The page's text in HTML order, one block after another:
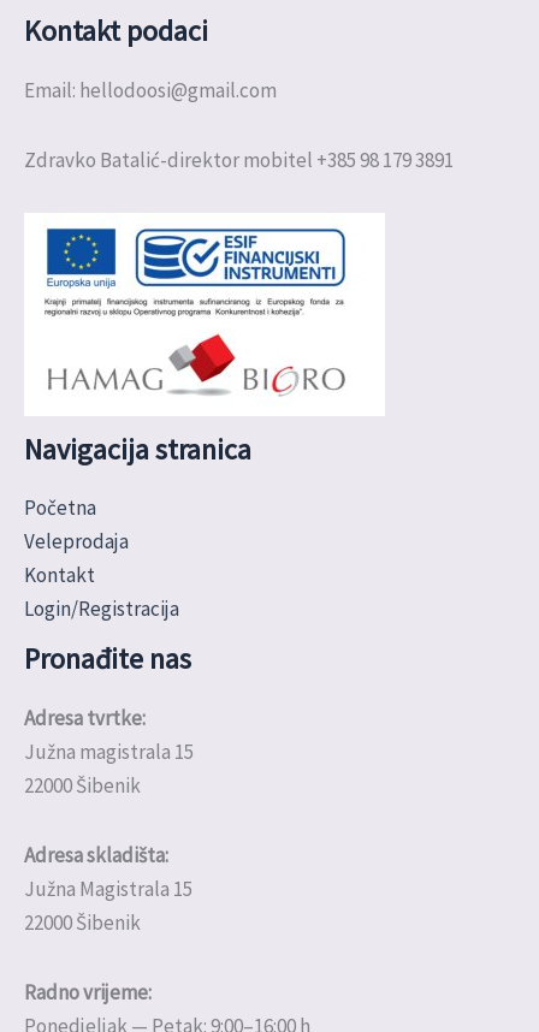
Kontakt podaci
Email: hellodoosi@gmail.com
Zdravko Batalić-direktor mobitel +385 98 179 3891
Navigacija stranica
Početna
Veleprodaja
Kontakt
Login/Registracija
Pronađite nas
Adresa tvrtke:
Južna magistrala 15
22000 Šibenik
Adresa skladišta:
Južna Magistrala 15
22000 Šibenik
Radno vrijeme:
Ponedjeljak — Petak: 9:00–16:00 h